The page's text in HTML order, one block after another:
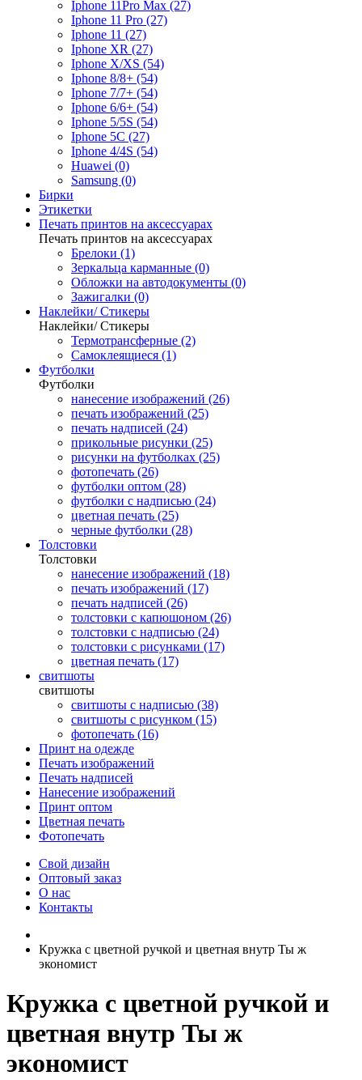
Iphone 11Pro Max (27)
Iphone 11 Pro (27)
Iphone 11 (27)
Iphone XR (27)
Iphone X/XS (54)
Iphone 8/8+ (54)
Iphone 7/7+ (54)
Iphone 6/6+ (54)
Iphone 5/5S (54)
Iphone 5C (27)
Iphone 4/4S (54)
Huawei (0)
Samsung (0)
Бирки
Этикетки
Печать принтов на аксессуарах
Печать принтов на аксессуарах
Брелоки (1)
Зеркальца карманные (0)
Обложки на автодокументы (0)
Зажигалки (0)
Наклейки/ Стикеры
Наклейки/ Стикеры
Термотрансферные (2)
Самоклеящиеся (1)
Футболки
Футболки
нанесение изображений (26)
печать изображений (25)
печать надписей (24)
прикольные рисунки (25)
рисунки на футболках (25)
фотопечать (26)
футболки оптом (28)
футболки с надписью (24)
цветная печать (25)
черные футболки (28)
Толстовки
Толстовки
нанесение изображений (18)
печать изображений (17)
печать надписей (26)
толстовки с капюшоном (26)
толстовки с надписью (24)
толстовки с рисунками (17)
цветная печать (17)
свитшоты
свитшоты
свитшоты с надписью (38)
свитшоты с рисунком (15)
фотопечать (16)
Принт на одежде
Печать изображений
Печать надписей
Нанесение изображений
Принт оптом
Цветная печать
Фотопечать
Свой дизайн
Оптовый заказ
О нас
Контакты
Кружка с цветной ручкой и цветная внутр Ты ж
экономист
Кружка с цветной ручкой и
цветная внутр Ты ж
экономист